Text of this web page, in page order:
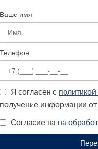
Ваше имя
Телефон
Я согласен с
получение информации
Согласие на на